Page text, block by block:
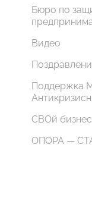
Бюро по
Видео
Поддержка
СВОй бизнес
ОПОРА —